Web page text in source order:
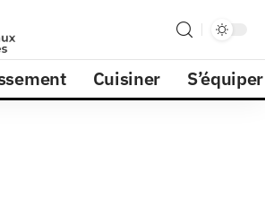
Cuisiner S’équiper